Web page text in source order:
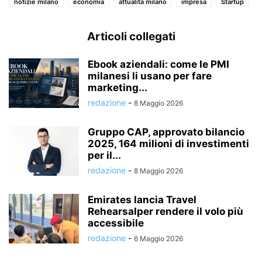
notizie milano economia attualità milano impresa Startup
Articoli collegati
Ebook aziendali: come le PMI
milanesi li usano per fare
marketing...
redazione - 8 Maggio 2026
Gruppo CAP, approvato bilancio
2025, 164 milioni di investimenti
per il...
redazione - 8 Maggio 2026
Emirates lancia Travel
Rehearsalper rendere il volo più
accessibile
redazione - 6 Maggio 2026